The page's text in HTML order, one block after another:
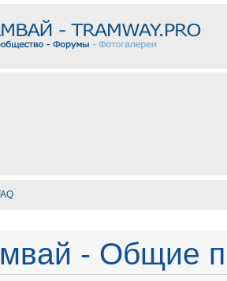
- Общие